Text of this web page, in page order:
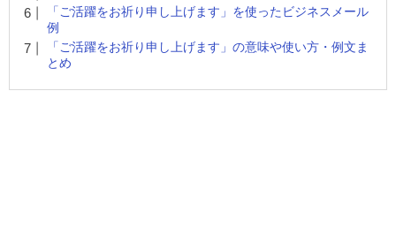
「ご活躍をお祈り申し上げます」を使ったビジネスメール
例
「ご活躍をお祈り申し上げます」の意味や使い方・例文ま
とめ